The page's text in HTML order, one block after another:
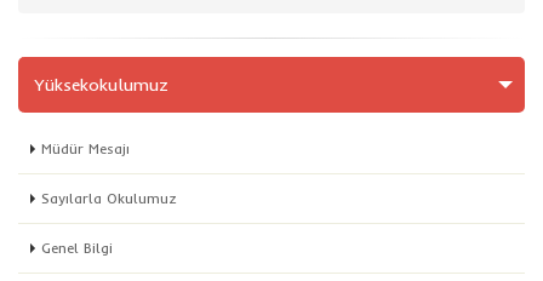
Yüksekokulumuz
Müdür Mesajı
Sayılarla Okulumuz
Genel Bilgi